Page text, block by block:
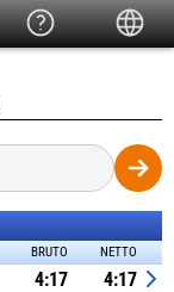
BRUTO NETTO
4:17 4:17